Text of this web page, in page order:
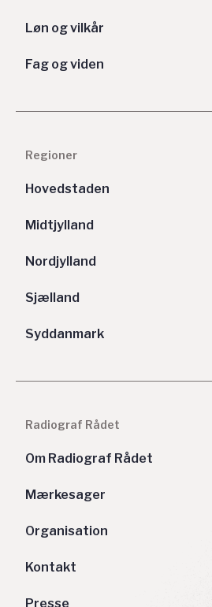
Løn og vilkår
Fag og viden
Regioner
Hovedstaden
Midtjylland
Nordjylland
Sjælland
Syddanmark
Radiograf Rådet
Om Radiograf Rådet
Mærkesager
Organisation
Kontakt
Presse